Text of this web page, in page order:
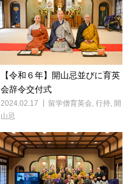
【令和６年】開山忌並びに育英
会辞令交付式
2024.02.17 留学僧育英会, 行持, 開
山忌